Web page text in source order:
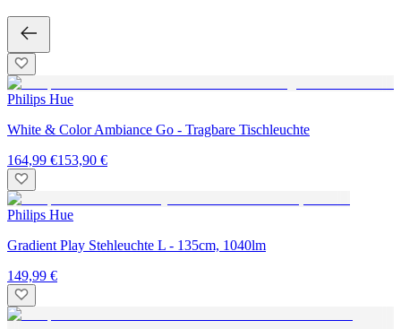
Philips Hue
White & Color Ambiance Go - Tragbare Tischleuchte
164,99 €153,90 €
Philips Hue
Gradient Play Stehleuchte L - 135cm, 1040lm
149,99 €